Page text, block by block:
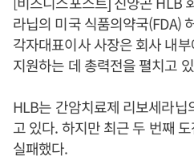
라닙의 미국 식품의약국(FDA)
각자대표이사 사장은 회사 내
지원하는 데 총력전을 펼치고
HLB는 간암치료제 리보세라닙
고 있다. 하지만 최근 두 번째
실패했다.